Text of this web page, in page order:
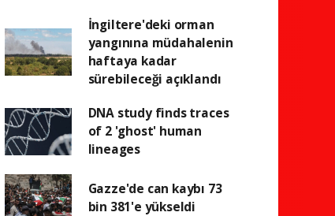
İngiltere'deki orman
yangınına müdahalenin
haftaya kadar
sürebileceği açıklandı
DNA study finds traces
of 2 'ghost' human
lineages
Gazze'de can kaybı 73
bin 381'e yükseldi